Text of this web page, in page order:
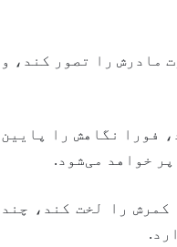
مادرش را تصور کند، و
فورا نگاهش را پایین
خواهد می‌شود.
کمرش را لخت کند، چند